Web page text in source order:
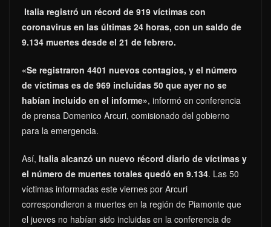
Italia registró un récord de 919 víctimas con
coronavirus en las últimas 24 horas, con un saldo de
9.134 muertes desde el 21 de febrero.
«Se registraron 4401 nuevos contagios, y el número
de víctimas es de 969 incluidas 50 que ayer no se
habían incluido en el informe», informó en conferencia
de prensa Domenico Arcuri, comisionado del gobierno
para la emergencia.
Así, Italia alcanzó un nuevo récord diario de víctimas y
el número de muertes totales quedó en 9.134. Las 50
víctimas informadas este viernes por Arcuri
correspondieron a muertes en la región de Piamonte que
el jueves no habían sido incluidas en la conferencia de